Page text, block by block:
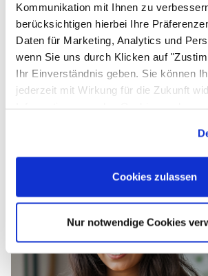
Kommunikation mit Ihnen zu
berücksichtigen hierbei Ihre
Daten für Marketing, Analytics und
wenn Sie uns durch Klicken auf
Ihr Einverständnis geben. Sie können
jederzeit mit Wirkung für die Zukunft
Cookies zulassen
Nur notwendige Cookies
Einloggen und Bewertung
Das könnte Ihnen
Artikel überspringen
Mini-Staffelei 2-teilig